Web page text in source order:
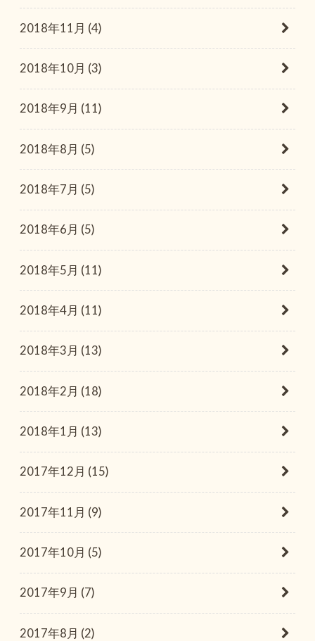
2018年11月 (4)
2018年10月 (3)
2018年9月 (11)
2018年8月 (5)
2018年7月 (5)
2018年6月 (5)
2018年5月 (11)
2018年4月 (11)
2018年3月 (13)
2018年2月 (18)
2018年1月 (13)
2017年12月 (15)
2017年11月 (9)
2017年10月 (5)
2017年9月 (7)
2017年8月 (2)